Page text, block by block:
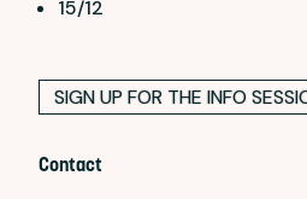
15/12
SIGN UP FOR THE INFO
Contact